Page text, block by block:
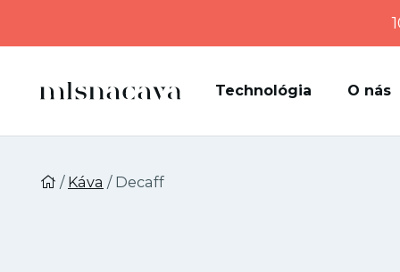
Technológia O nás
/ Káva / Decaff